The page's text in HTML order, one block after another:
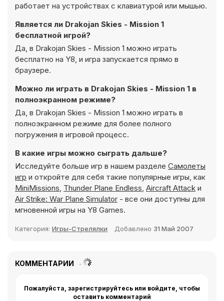
работает на устройствах с клавиатурой или мышью.
Является ли Drakojan Skies - Mission 1
бесплатной игрой?
Да, в Drakojan Skies - Mission 1 можно играть
бесплатно на Y8, и игра запускается прямо в
браузере.
Можно ли играть в Drakojan Skies - Mission 1 в
полноэкранном режиме?
Да, в Drakojan Skies - Mission 1 можно играть в
полноэкранном режиме для более полного
погружения в игровой процесс.
В какие игры можно сыграть дальше?
Исследуйте больше игр в нашем разделе Самолеты
игр и откройте для себя такие популярные игры, как
MiniMissions, Thunder Plane Endless, Aircraft Attack и
Air Strike: War Plane Simulator - все они доступны для
мгновенной игры на Y8 Games.
Категория: Игры-Стрелялки Добавлено 31 Май 2007
КОММЕНТАРИИ
Пожалуйста, зарегистрируйтесь или войдите, чтобы
оставить комментарий